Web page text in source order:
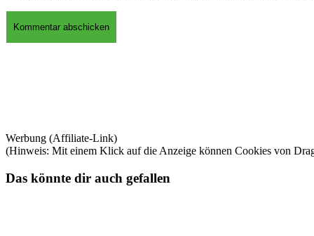
Werbung (Affiliate-Link)
(Hinweis: Mit einem Klick auf die Anzeige können Cookies von
Das könnte dir auch gefallen